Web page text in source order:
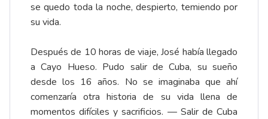
se quedo toda la noche, despierto, temiendo por
su vida.
Después de 10 horas de viaje, José había llegado
a Cayo Hueso. Pudo salir de Cuba, su sueño
desde los 16 años. No se imaginaba que ahí
comenzaría otra historia de su vida llena de
momentos difíciles y sacrificios. — Salir de Cuba